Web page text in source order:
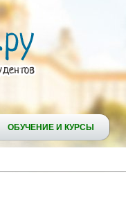
ОБУЧЕНИЕ И КУРСЫ